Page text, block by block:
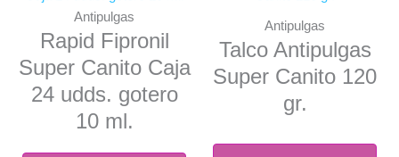
Antipulgas
Rapid Fipronil
Super Canito Caja
24 udds. gotero
10 ml.
Antipulgas
Talco Antipulgas
Super Canito 120
gr.